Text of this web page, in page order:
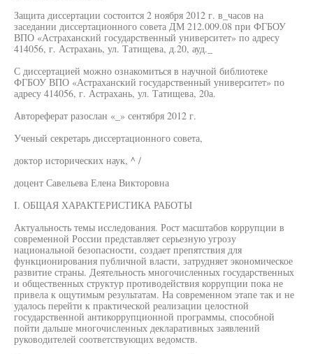
Защита диссертации состоится 2 ноября 2012 г. в_часов на
заседании диссертационного совета ДМ 212.009.08 при ФГБОУ
ВПО «Астраханский государственный университет» по адресу
414056, г. Астрахань, ул. Татищева, д.20, ауд._
С диссертацией можно ознакомиться в научной библиотеке
ФГБОУ ВПО «Астраханский государственный университет» по
адресу 414056, г. Астрахань, ул. Татищева, 20а.
Автореферат разослан «_» сентября 2012 г.
Ученый секретарь диссертационного совета,
доктор исторических наук, ^ /
доцент Савельева Елена Викторовна
I. ОБЩАЯ ХАРАКТЕРИСТИКА РАБОТЫ
Актуальность темы исследования. Рост масштабов коррупции в
современной России представляет серьезную угрозу
национальной безопасности, создает препятствия для
функционирования публичной власти, затрудняет экономическое
развитие страны. Деятельность многочисленных государственных
и общественных структур противодействия коррупции пока не
привела к ощутимым результатам. На современном этапе так и не
удалось перейти к практической реализации целостной
государственной антикоррупционной программы, способной
пойти дальше многочисленных декларативных заявлений
руководителей соответствующих ведомств.